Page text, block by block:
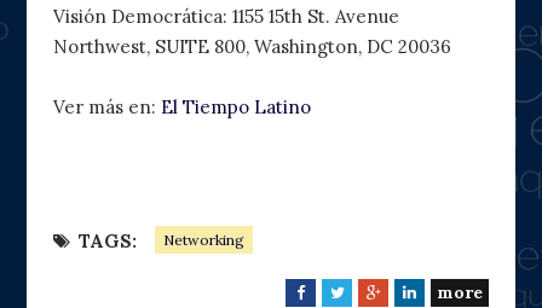
Visión Democrática: 1155 15th St. Avenue
Northwest, SUITE 800, Washington, DC 20036
Ver más en: El Tiempo Latino
TAGS: Networking
F T G L more